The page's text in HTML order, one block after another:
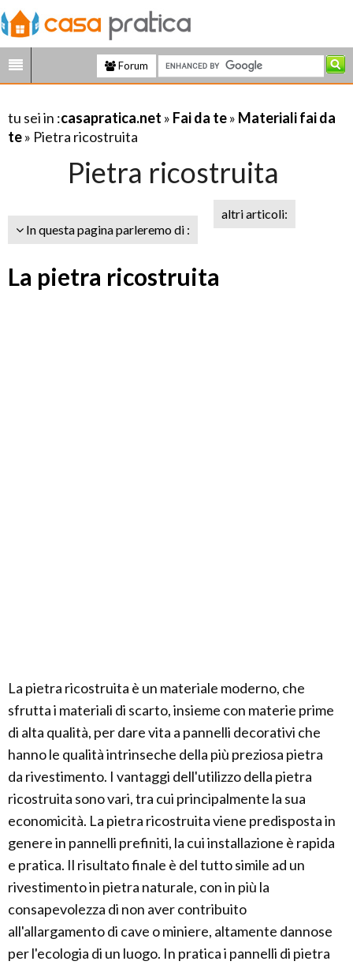
Forum
tu sei in :casapratica.net » Fai da te» Materiali fai da
te» Pietra ricostruita
Pietra ricostruita
In questa pagina parleremo di :
altri articoli:
La pietra ricostruita
La pietra ricostruita è un materiale moderno, che
sfrutta i materiali di scarto, insieme con materie prime
di alta qualità, per dare vita a pannelli decorativi che
hanno le qualità intrinseche della più preziosa pietra
da rivestimento. I vantaggi dell'utilizzo della pietra
ricostruita sono vari, tra cui principalmente la sua
economicità. La pietra ricostruita viene predisposta in
genere in pannelli prefiniti, la cui installazione è rapida
e pratica. Il risultato finale è del tutto simile ad un
rivestimento in pietra naturale, con in più la
consapevolezza di non aver contribuito
all'allargamento di cave o miniere, altamente dannose
per l'ecologia di un luogo. In pratica i pannelli di pietra